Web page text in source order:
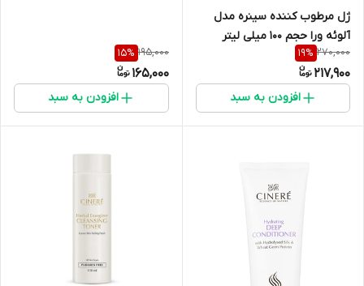
ژل مرطوب کننده سینره مدل
آلوئه ورا حجم ۱۰۰ میلی لیتر
270,000
19%
217,900
افزودن به سبد
195,000
15%
165,000
افزودن به سبد